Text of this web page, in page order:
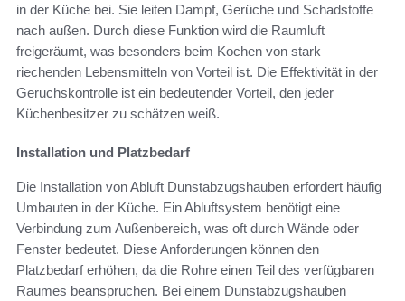
in der Küche bei. Sie leiten Dampf, Gerüche und Schadstoffe
nach außen. Durch diese Funktion wird die Raumluft
freigeräumt, was besonders beim Kochen von stark
riechenden Lebensmitteln von Vorteil ist. Die Effektivität in der
Geruchskontrolle ist ein bedeutender Vorteil, den jeder
Küchenbesitzer zu schätzen weiß.
Installation und Platzbedarf
Die Installation von Abluft Dunstabzugshauben erfordert häufig
Umbauten in der Küche. Ein Abluftsystem benötigt eine
Verbindung zum Außenbereich, was oft durch Wände oder
Fenster bedeutet. Diese Anforderungen können den
Platzbedarf erhöhen, da die Rohre einen Teil des verfügbaren
Raumes beanspruchen. Bei einem Dunstabzugshauben